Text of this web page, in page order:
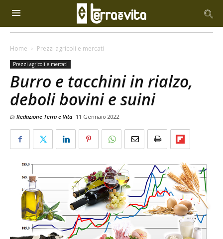
Home Prezzi agricoli e mercati
Prezzi agricoli e mercati
Burro e tacchini in rialzo,
deboli bovini e suini
Di Redazione Terra e Vita 11 Gennaio 2022